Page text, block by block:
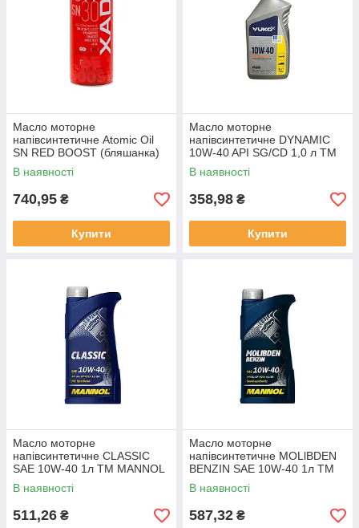
Масло моторне
напівсинтетичне Atomic Oil
SN RED BOOST (бляшанка)
10W-30 1л ТМ XADO
В наявності
740,95 ₴
Купити
Масло моторне
напівсинтетичне DYNAMIC
10W-40 API SG/CD 1,0 л ТМ
Yuko
В наявності
358,98 ₴
Купити
Масло моторне
напівсинтетичне CLASSIC
SAE 10W-40 1л ТМ MANNOL
В наявності
511,26 ₴
Масло моторне
напівсинтетичне MOLlBDEN
BENZIN SAE 10W-40 1л ТМ
MANNOL
В наявності
587,32 ₴